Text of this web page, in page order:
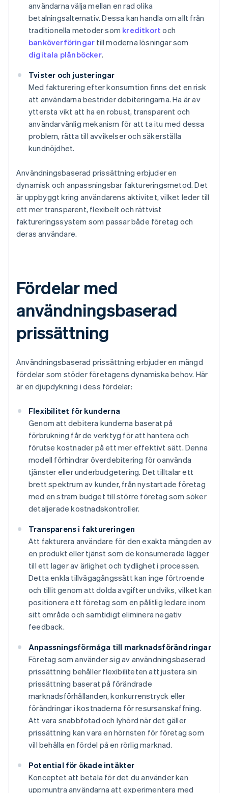
användarna välja mellan en rad olika
betalningsalternativ. Dessa kan handla om allt från
traditionella metoder som kreditkort och
banköverföringar till moderna lösningar som
digitala plånböcker.
Tvister och justeringar
Med fakturering efter konsumtion finns det en risk
att användarna bestrider debiteringarna. Ha är av
yttersta vikt att ha en robust, transparent och
användarvänlig mekanism för att ta itu med dessa
problem, rätta till avvikelser och säkerställa
kundnöjdhet.
Användningsbaserad prissättning erbjuder en
dynamisk och anpassningsbar faktureringsmetod. Det
är uppbyggt kring användarens aktivitet, vilket leder till
ett mer transparent, flexibelt och rättvist
faktureringssystem som passar både företag och
deras användare.
Fördelar med
användningsbaserad
prissättning
Användningsbaserad prissättning erbjuder en mängd
fördelar som stöder företagens dynamiska behov. Här
är en djupdykning i dess fördelar:
Flexibilitet för kunderna
Genom att debitera kunderna baserat på
förbrukning får de verktyg för att hantera och
förutse kostnader på ett mer effektivt sätt. Denna
modell förhindrar överdebitering för oanvända
tjänster eller underbudgetering. Det tilltalar ett
brett spektrum av kunder, från nystartade företag
med en stram budget till större företag som söker
detaljerade kostnadskontroller.
Transparens i faktureringen
Att fakturera användare för den exakta mängden av
en produkt eller tjänst som de konsumerade lägger
till ett lager av ärlighet och tydlighet i processen.
Detta enkla tillvägagångssätt kan inge förtroende
och tillit genom att dolda avgifter undviks, vilket kan
positionera ett företag som en pålitlig ledare inom
sitt område och samtidigt eliminera negativ
feedback.
Anpassningsförmåga till marknadsförändringar
Företag som använder sig av användningsbaserad
prissättning behåller flexibiliteten att justera sin
prissättning baserat på förändrade
marknadsförhållanden, konkurrenstryck eller
förändringar i kostnaderna för resursanskaffning.
Att vara snabbfotad och lyhörd när det gäller
prissättning kan vara en hörnsten för företag som
vill behålla en fördel på en rörlig marknad.
Potential för ökade intäkter
Konceptet att betala för det du använder kan
uppmuntra användarna att experimentera med